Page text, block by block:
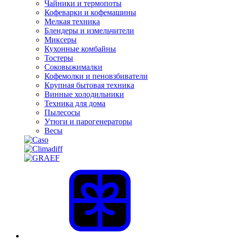
Чайники и термопоты
Кофеварки и кофемашины
Мелкая техника
Блендеры и измельчители
Миксеры
Кухонные комбайны
Тостеры
Соковыжималки
Кофемолки и пеновзбиватели
Крупная бытовая техника
Винные холодильники
Техника для дома
Пылесосы
Утюги и парогенераторы
Весы